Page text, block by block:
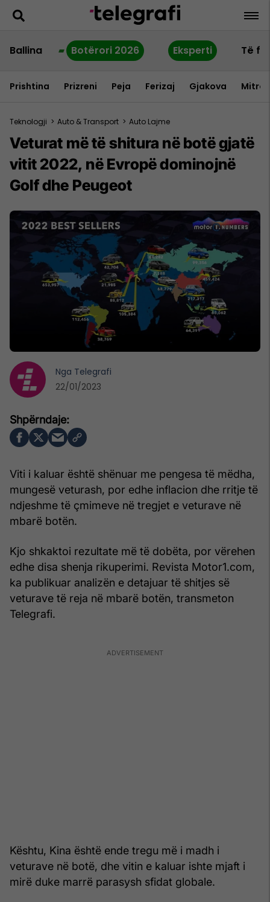
Ballina Botërori 2026 Eksperti Të
Prishtina Prizreni Peja Ferizaj Gjakova
Teknologji > Auto & Transport > Auto Lajme
Veturat më të shitura në botë gjatë
vitit 2022, në Evropë dominojnë
Golf dhe Peugeot
Viti i kaluar është shënuar me pengesa të mëdha,
mungesë veturash, por edhe inflacion dhe rritje të
ndjeshme të çmimeve në tregjet e veturave në
mbarë botën.
Kjo shkaktoi rezultate më të dobëta, por vërehen
edhe disa shenja rikuperimi. Revista Motor1.com,
ka publikuar analizën e detajuar të shitjes së
veturave të reja në mbarë botën, transmeton
Telegrafi.
Kështu, Kina është ende tregu më i madh i
veturave në botë, dhe vitin e kaluar ishte mjaft i
mirë duke marrë parasysh sfidat globale.
Nga Telegrafi
22/01/2023